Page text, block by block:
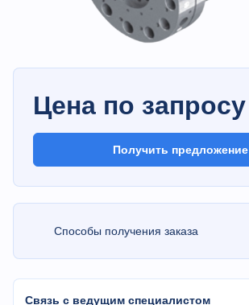
Цена по запросу
Получить предложение
Способы получения заказа
Связь с ведущим специалистом